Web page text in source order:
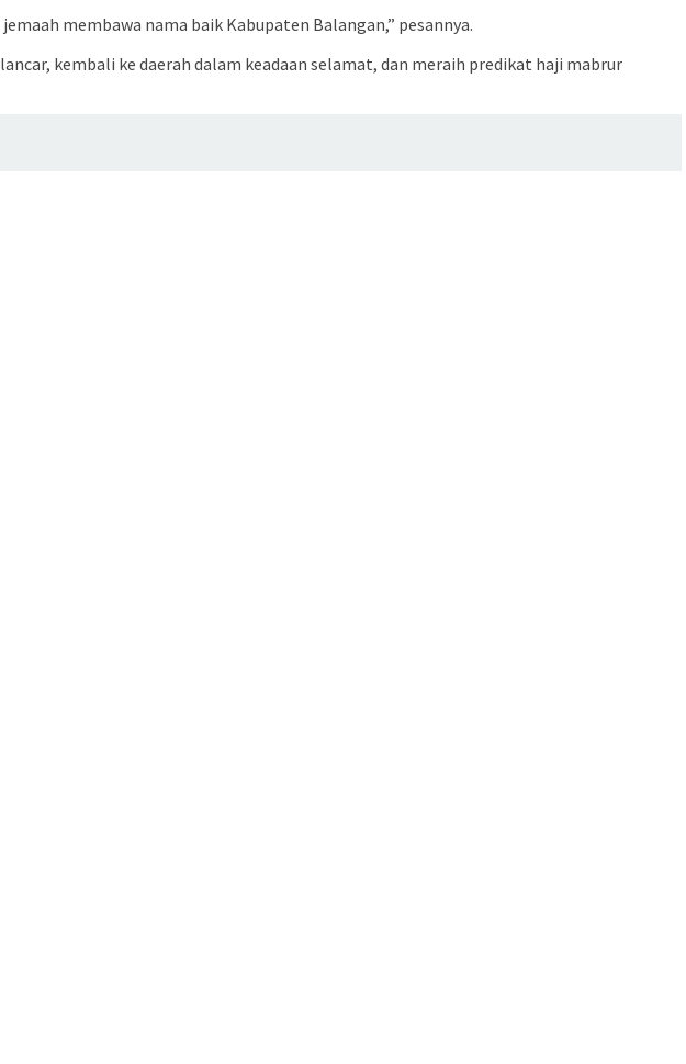
membawa nama baik Kabupaten Balangan,” pesannya.
kembali ke daerah dalam keadaan selamat, dan meraih predikat haji mabrur